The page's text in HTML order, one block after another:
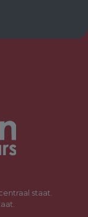
is neatly
and green
sunny west-
a wooden
or parking.
staat.